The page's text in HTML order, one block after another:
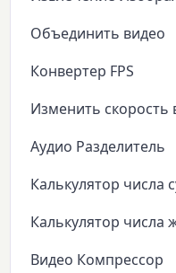
Объединить видео
Конвертер FPS
Изменить скорость
Аудио Разделитель
Калькулятор числа
Калькулятор числа
Видео Компрессор